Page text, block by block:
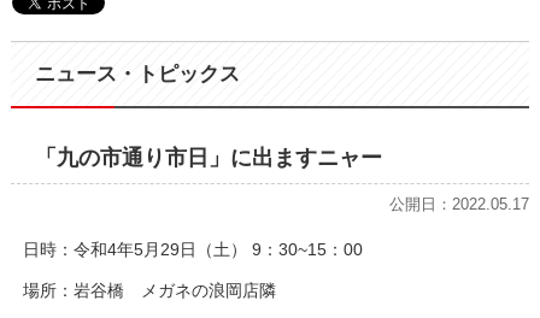
ニュース・トピックス
「九の市通り市日」に出ますニャー
公開日：2022.05.17
日時：令和4年5月29日（土） 9：30~15：00
場所：岩谷橋 メガネの浪岡店隣